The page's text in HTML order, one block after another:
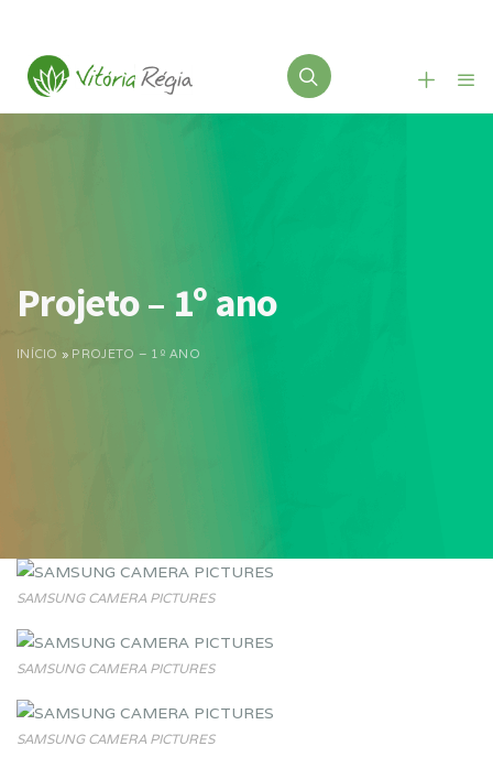
Projeto – 1º ano
INÍCIO » PROJETO – 1º ANO
SAMSUNG CAMERA PICTURES
SAMSUNG CAMERA PICTURES
SAMSUNG CAMERA PICTURES